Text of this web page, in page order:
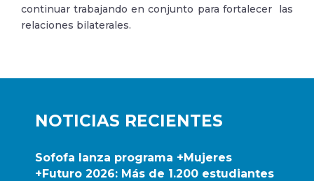
NOTICIAS RECIENTES
Sofofa lanza programa +Mujeres
+Futuro 2026: Más de 1.200 estudiantes
continuar trabajando en conjunto para fortalecer las
relaciones bilaterales.